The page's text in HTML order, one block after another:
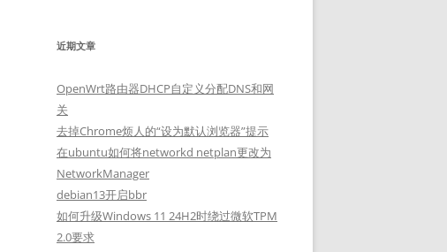
近期文章
OpenWrt路由器DHCP自定义分配DNS和网
关
去掉Chrome烦人的“设为默认浏览器”提示
在ubuntu如何将networkd netplan更改为
NetworkManager
debian13开启bbr
如何升级Windows 11 24H2时绕过微软TPM
2.0要求